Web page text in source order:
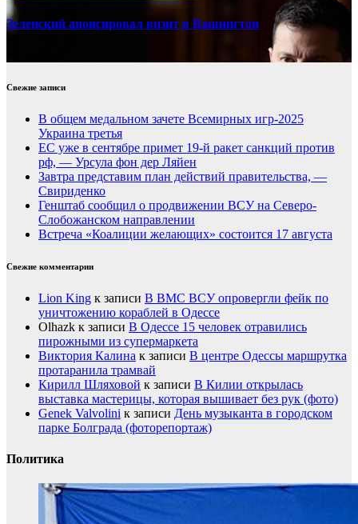
Зеленский анонсировал визит в Вашингтон
Свежие записи
В общем медальном зачете Всемирных игр-2025
Украина третья
ЕС уже в сентябре примет 19-й ракет санкций против
рф, — Урсула фон дер Ляйен
Завтра представим план действий правительства, —
Свириденко
Генштаб сообщил о продвижении ВСУ на Северо-
Слобожанском направлении
Встреча «Коалиции желающих» состоится 17 августа
Свежие комментарии
Lion King к записи В ВМС ВСУ опровергли фейк по
уничтожению кораблей в Одессе
Olhazk к записи В Одессе 15 человек отравились
пирожными из супермаркета
Виктория Калина к записи В центре Одессы маршрутка
протаранила трамвай
Кирилл Шляховой к записи В Килии открылась
выставка мастерицы, которая вышивает без рук (фото)
Genek Valvolini к записи День музыканта в городском
парке Болграда (фоторепортаж)
Политика